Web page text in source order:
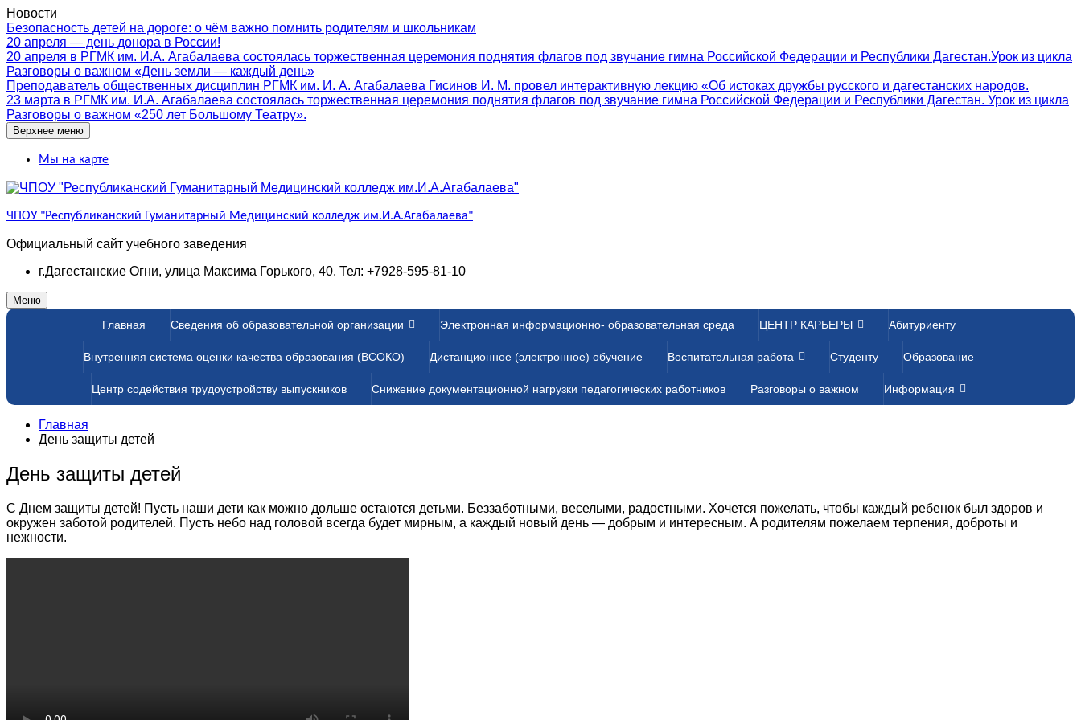
Перейти
к
содержимому
Новости
Безопасность детей на дороге: о чём важно помнить родителям и школьникам
20 апреля — день донора в России!
20 апреля в РГМК им. И.А. Агабалаева состоялась торжественная церемония поднятия флагов под звучание гимна Российской Федерации и Республики Дагестан.Урок из цикла
Разговоры о важном «День земли — каждый день»
Преподаватель общественных дисциплин РГМК им. И. А. Агабалаева Гисинов И. М. провел интерактивную лекцию «Об истоках дружбы русского и дагестанских народов.
23 марта в РГМК им. И.А. Агабалаева состоялась торжественная церемония поднятия флагов под звучание гимна Российской Федерации и Республики Дагестан. Урок из цикла
Разговоры о важном «250 лет Большому Театру».
Верхнее меню
Мы на карте
ЧПОУ "Республиканский Гуманитарный Медицинский колледж им.И.А.Агабалаева"
Официальный сайт учебного заведения
г.Дагестанские Огни, улица Максима Горького, 40. Тел: +7928-595-81-10
Меню
Главная Сведения об образовательной организации Электронная информационно- образовательная среда ЦЕНТР КАРЬЕРЫ Абитуриенту
Внутренняя система оценки качества образования (ВСОКО) Дистанционное (электронное) обучение Воспитательная работа Студенту Образование
Центр содействия трудоустройству выпускников Снижение документационной нагрузки педагогических работников Разговоры о важном Информация
Главная
День защиты детей
День защиты детей
С Днем защиты детей! Пусть наши дети как можно дольше остаются детьми. Беззаботными, веселыми, радостными. Хочется пожелать, чтобы каждый ребенок был здоров и
окружен заботой родителей. Пусть небо над головой всегда будет мирным, а каждый новый день — добрым и интересным. А родителям пожелаем терпения, доброты и
нежности.